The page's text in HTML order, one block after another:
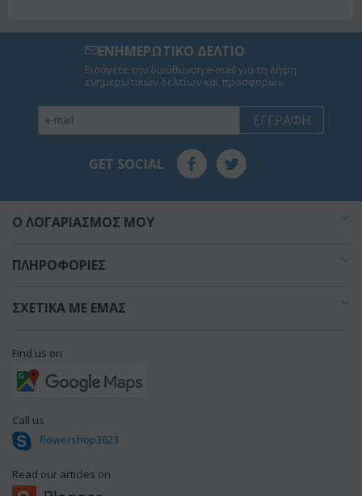
ΕΝΗΜΕΡΩΤΙΚΟ ΔΕΛΤΙΟ
Εισάγετε την διεύθυνση e-mail για τη λήψη
ενημερωτικών δελτίων και προσφορών.
ΕΓΓΡΑΦΉ
GET SOCIAL
O ΛΟΓΑΡΙΑΣΜΌΣ ΜΟΥ
ΠΛΗΡΟΦΟΡΊΕΣ
ΣΧΕΤΙΚΆ ΜΕ ΕΜΆΣ
Find us on
Call us
flowershop3623
Read our articles on